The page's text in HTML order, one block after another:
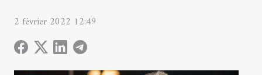
2 février 2022 12:49